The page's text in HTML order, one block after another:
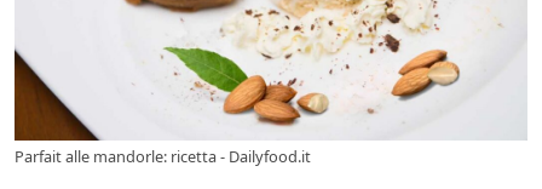
Parfait alle mandorle: ricetta - Dailyfood.it